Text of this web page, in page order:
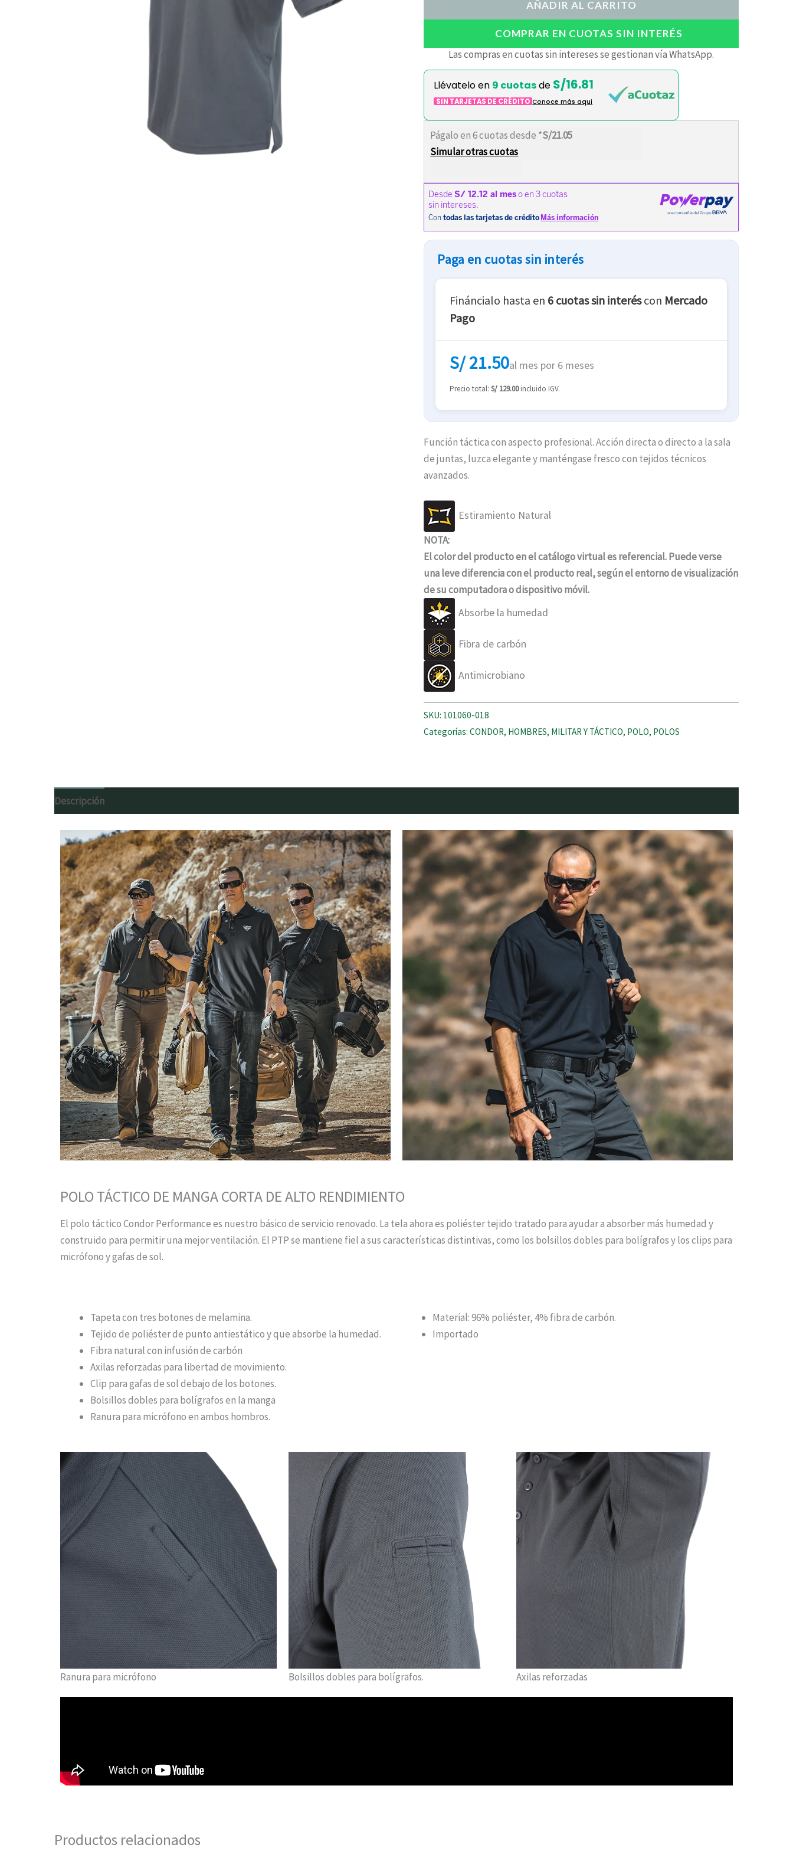
AÑADIR AL CARRITO
COMPRAR EN CUOTAS SIN INTERÉS
Las compras en cuotas sin intereses se gestionan vía WhatsApp.
Llévatelo en 9 cuotasde S/16.81
SIN TARJETAS DE CRÉDITO Conoce más aqui
Págalo en 6 cuotas desde *S/21.05
Simular otras cuotas
Paga en cuotas sin interés
Fináncialo hasta en 6 cuotas sin interéscon Mercado
Pago
S/ 21.50al mes por 6 meses
Precio total:S/ 129.00incluido IGV.
Función táctica con aspecto profesional. Acción directa o directo a la sala
de juntas, luzca elegante y manténgase fresco con tejidos técnicos
avanzados.
Estiramiento Natural
NOTA:
El color del producto en el catálogo virtual es referencial. Puede verse
una leve diferencia con el producto real, según el entorno de visualización
de su computadora o dispositivo móvil.
Absorbe la humedad
Fibra de carbón
Antimicrobiano
SKU: 101060-018
Categorías:CONDOR, HOMBRES, MILITAR Y TÁCTICO, POLO, POLOS
Descripción
POLO TÁCTICO DE MANGA CORTA DE ALTO RENDIMIENTO
El polo táctico Condor Performance es nuestro básico de servicio renovado. La tela ahora es poliéster tejido tratado para ayudar a absorber más humedad y
construido para permitir una mejor ventilación. El PTP se mantiene fiel a sus características distintivas, como los bolsillos dobles para bolígrafos y los clips para
micrófono y gafas de sol.
Tapeta con tres botones de melamina.
Tejido de poliéster de punto antiestático y que absorbe la humedad.
Fibra natural con infusión de carbón
Axilas reforzadas para libertad de movimiento.
Clip para gafas de sol debajo de los botones.
Bolsillos dobles para bolígrafos en la manga
Ranura para micrófono en ambos hombros.
Material: 96% poliéster, 4% fibra de carbón.
Importado
Ranura para micrófono Bolsillos dobles para bolígrafos. Axilas reforzadas
Productos relacionados